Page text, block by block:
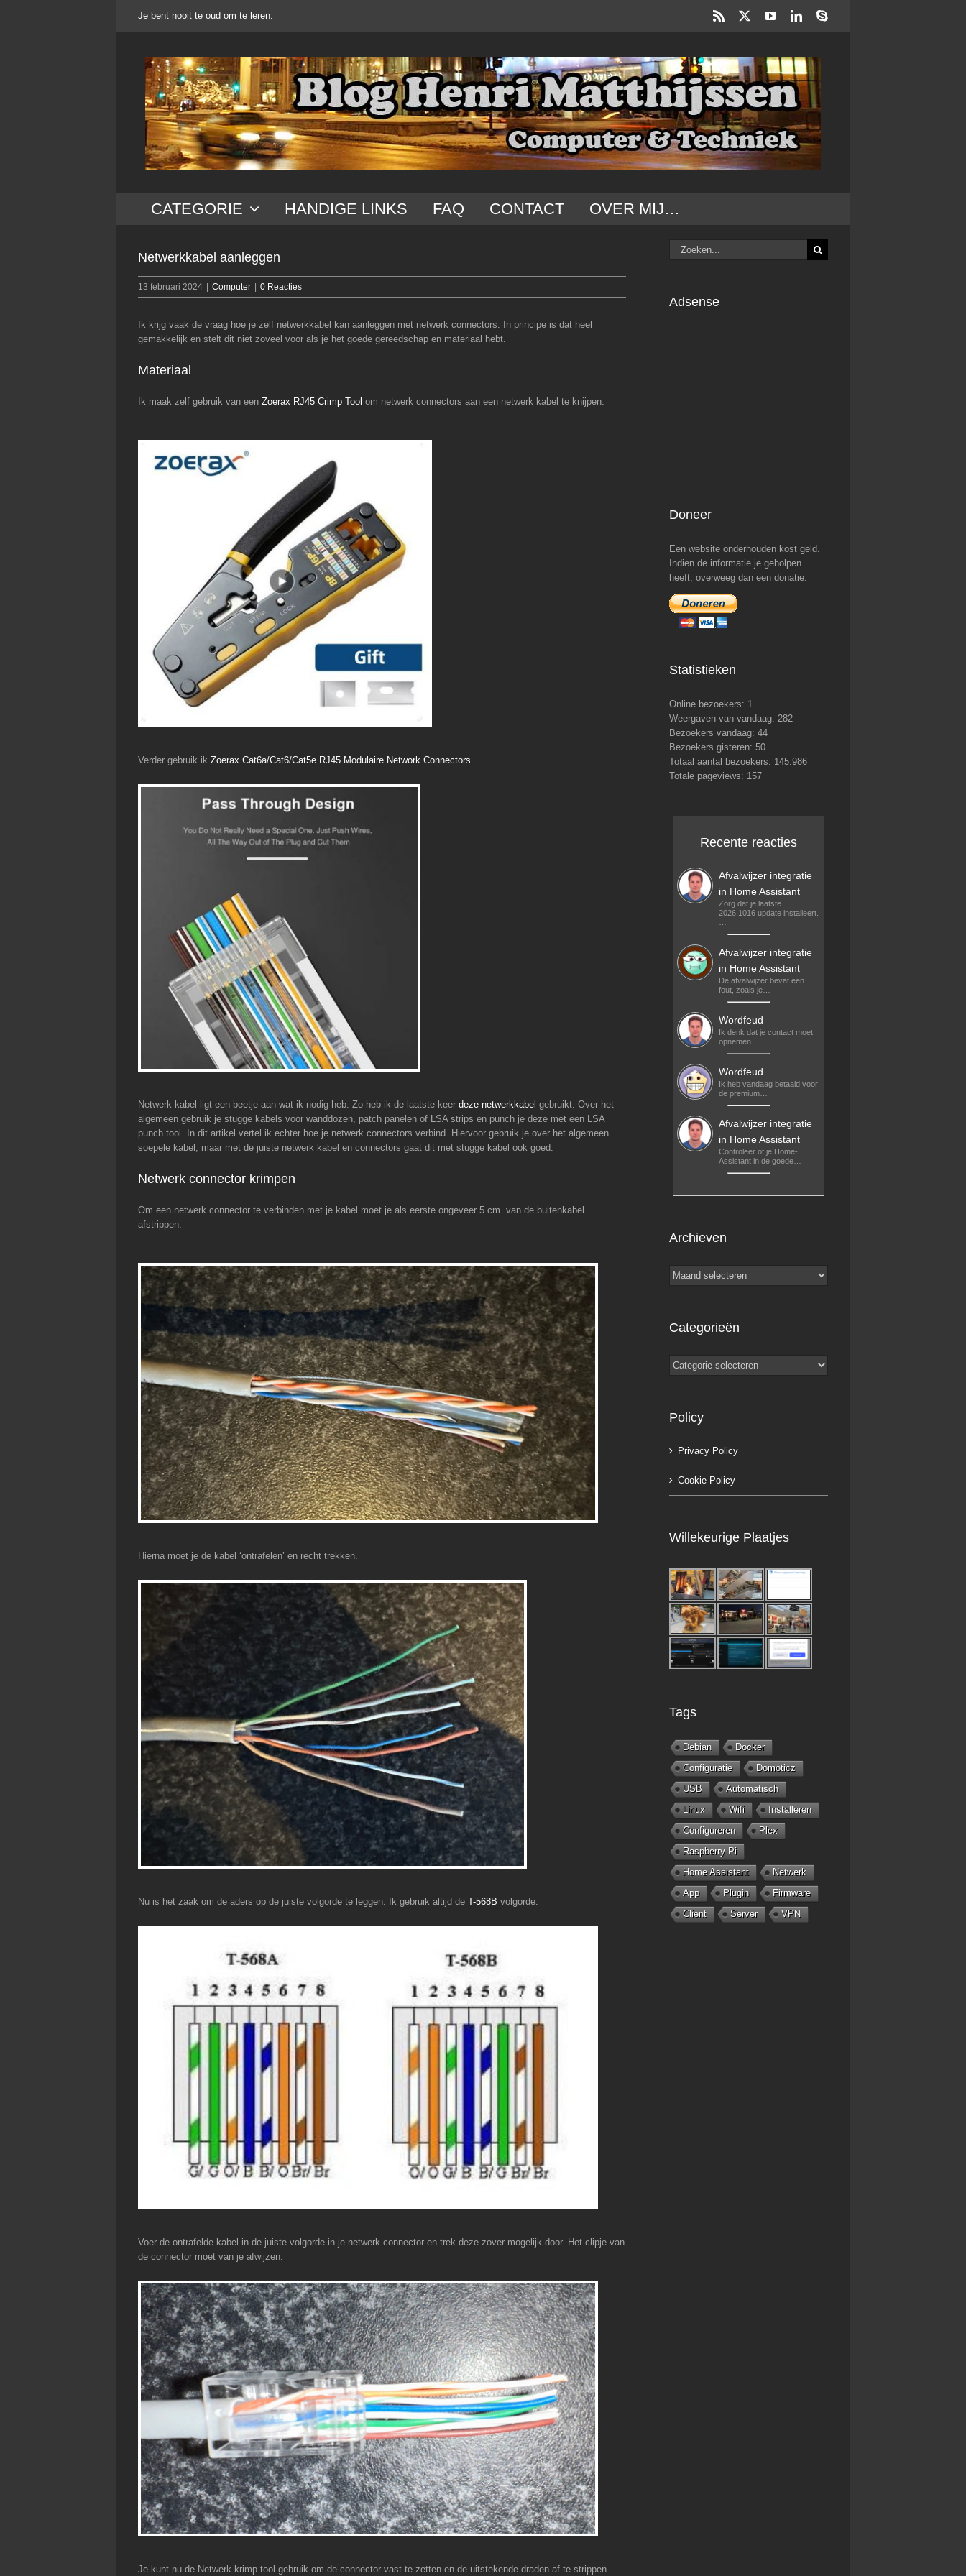
Je bent nooit te oud om te leren. Rss YouTubeLinkedInSkype
CATEGORIE HANDIGE LINKS FAQ CONTACT OVER MIJ…
Netwerkkabel aanleggen
13 februari 2024 Computer 0 Reacties
Ik krijg vaak de vraag hoe je zelf netwerkkabel kan aanleggen met netwerk connectors. In principe is dat heel
gemakkelijk en stelt dit niet zoveel voor als je het goede gereedschap en materiaal hebt.
Materiaal
Ik maak zelf gebruik van een Zoerax RJ45 Crimp Tool om netwerk connectors aan een netwerk kabel te knijpen.
Verder gebruik ik Zoerax Cat6a/Cat6/Cat5e RJ45 Modulaire Network Connectors.
Netwerk kabel ligt een beetje aan wat ik nodig heb. Zo heb ik de laatste keer deze netwerkkabel gebruikt. Over het
algemeen gebruik je stugge kabels voor wanddozen, patch panelen of LSA strips en punch je deze met een LSA
punch tool. In dit artikel vertel ik echter hoe je netwerk connectors verbind. Hiervoor gebruik je over het algemeen
soepele kabel, maar met de juiste netwerk kabel en connectors gaat dit met stugge kabel ook goed.
Netwerk connector krimpen
Om een netwerk connector te verbinden met je kabel moet je als eerste ongeveer 5 cm. van de buitenkabel
afstrippen.
Hierna moet je de kabel ‘ontrafelen’ en recht trekken.
Nu is het zaak om de aders op de juiste volgorde te leggen. Ik gebruik altijd de T-568B volgorde.
Voer de ontrafelde kabel in de juiste volgorde in je netwerk connector en trek deze zover mogelijk door. Het clipje van
de connector moet van je afwijzen.
Je kunt nu de Netwerk krimp tool gebruik om de connector vast te zetten en de uitstekende draden af te strippen.
Zoeken
naar:
Adsense
Doneer
Een website onderhouden kost geld.
Indien de informatie je geholpen
heeft, overweeg dan een donatie.
Statistieken
Online bezoekers: 1
Weergaven van vandaag: 282
Bezoekers vandaag:44
Bezoekers gisteren:50
Totaal aantal bezoekers: 145.986
Totale pageviews: 157
Recente reacties
Afvalwijzer integratie
in Home Assistant
Zorg dat je laatste
2026.1016 update installeert.
Afvalwijzer integratie
in Home Assistant
De afvalwijzer bevat een
fout, zoals je…
Wordfeud
Ik denk dat je contact moet
opnemen…
Wordfeud
Ik heb vandaag betaald voor
de premium…
Afvalwijzer integratie
in Home Assistant
Controleer of je Home-
Assistant in de goede…
Archieven
Archieven
Categorieën
Categorieën
Policy
Privacy Policy
Cookie Policy
Willekeurige Plaatjes
Tags
Debian
Docker
Configuratie
Domoticz
USB
Automatisch
Linux
Wifi
Installeren
Configureren
Plex
Raspberry Pi
Home Assistant
Netwerk
App
Plugin
Firmware
Client
Server VPN